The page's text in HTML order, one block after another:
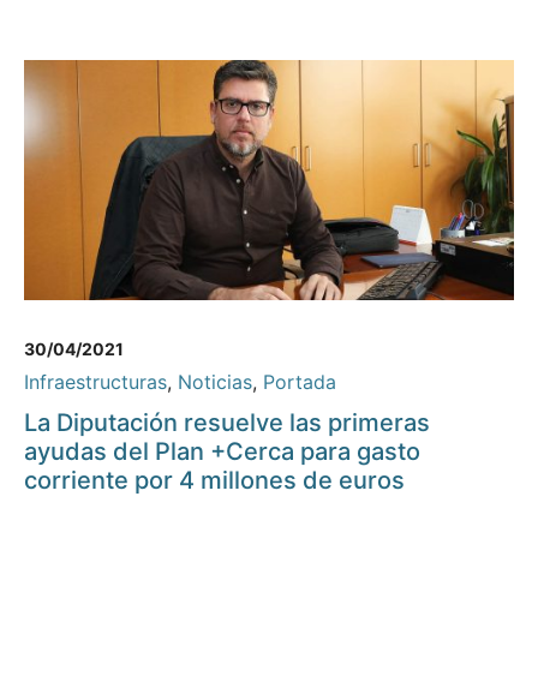
30/04/2021
Infraestructuras, Noticias, Portada
La Diputación resuelve las primeras
ayudas del Plan +Cerca para gasto
corriente por 4 millones de euros